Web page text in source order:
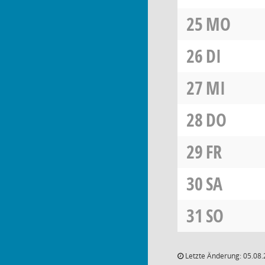
25MO
26DI
27MI
28DO
29FR
30SA
31 SO
Letzte Änderung: